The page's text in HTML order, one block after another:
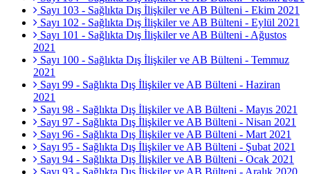
Sayı 103 - Sağlıkta Dış İlişkiler ve AB Bülteni - Ekim 2021
Sayı 102 - Sağlıkta Dış İlişkiler ve AB Bülteni - Eylül 2021
Sayı 101 - Sağlıkta Dış İlişkiler ve AB Bülteni - Ağustos
2021
Sayı 100 - Sağlıkta Dış İlişkiler ve AB Bülteni - Temmuz
2021
Sayı 99 - Sağlıkta Dış İlişkiler ve AB Bülteni - Haziran
2021
Sayı 98 - Sağlıkta Dış İlişkiler ve AB Bülteni - Mayıs 2021
Sayı 97 - Sağlıkta Dış İlişkiler ve AB Bülteni - Nisan 2021
Sayı 96 - Sağlıkta Dış İlişkiler ve AB Bülteni - Mart 2021
Sayı 95 - Sağlıkta Dış İlişkiler ve AB Bülteni - Şubat 2021
Sayı 94 - Sağlıkta Dış İlişkiler ve AB Bülteni - Ocak 2021
Sayı 93 - Sağlıkta Dış İlişkiler ve AB Bülteni - Aralık 2020